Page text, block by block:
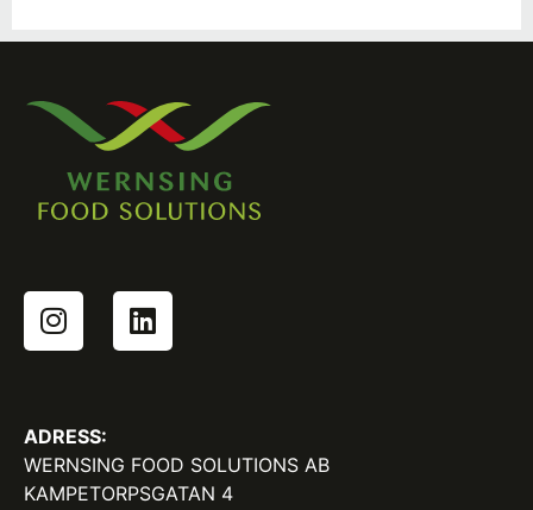
ADRESS:
WERNSING FOOD SOLUTIONS AB
KAMPETORPSGATAN 4